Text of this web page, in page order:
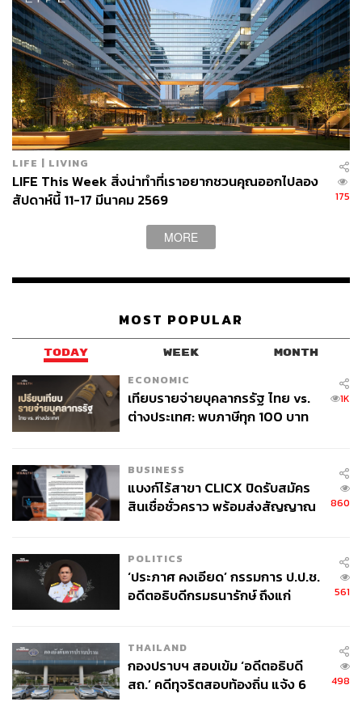
LIFE | LIVING
LIFE This Week สิ่งน่าทำที่เราอยากชวนคุณออกไปลอง
สัปดาห์นี้ 11-17 มีนาคม 2569
175
MORE
MOST POPULAR
TODAY WEEK MONTH
ECONOMIC
เทียบรายจ่ายบุคลากรรัฐ ไทย vs.
ต่างประเทศ: พบภาษีทุก 100 บาท
1K
BUSINESS
แบงก์ไร้สาขา CLICX ปิดรับสมัคร
สินเชื่อชั่วคราว พร้อมส่งสัญญาณ
860
POLITICS
‘ประภาศ คงเอียด’ กรรมการ ป.ป.ช.
อดีตอธิบดีกรมธนารักษ์ ถึงแก่
561
THAILAND
กองปราบฯ สอบเข้ม ‘อดีตอธิบดี
สถ.’ คดีทุจริตสอบท้องถิ่น แจ้ง 6
498